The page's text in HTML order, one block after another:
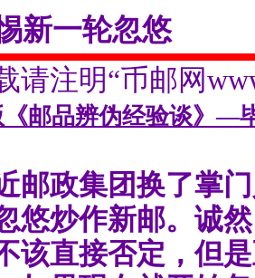
新一轮忽悠沈
请注明“币邮网
《邮品辨伪经验谈》—
邮政集团换了掌
悠炒作新邮。诚
该直接否定，但